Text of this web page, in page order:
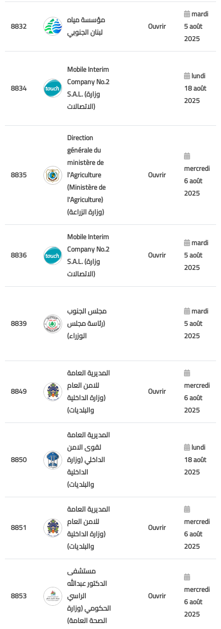
8832
مؤسسة مياه
لبنان الجنوبي
Ouvrir
mardi
5 août
2025
8834
Mobile Interim
Company No.2
S.A.L. (وزارة
الاتصالات)
lundi
18 août
2025
8835
Direction
générale du
ministère de
l'Agriculture
(Ministère de
l'Agriculture)
(وزارة الزراعة)
Ouvrir
mercredi
6 août
2025
8836
Mobile Interim
Company No.2
S.A.L. (وزارة
الاتصالات)
Ouvrir
mardi
5 août
2025
8839
مجلس الجنوب
(رئاسة مجلس
الوزراء)
mardi
5 août
2025
8849
المديرية العامة
للامن العام
(وزارة الداخلية
والبلديات)
Ouvrir
mercredi
6 août
2025
8850
المديرية العامة
لقوى الامن
الداخلي (وزارة
الداخلية
والبلديات)
lundi
18 août
2025
8851
المديرية العامة
للامن العام
(وزارة الداخلية
والبلديات)
Ouvrir
mercredi
6 août
2025
8853
مستشفى
الدكتور عبدالله
الراسي
الحكومي (وزارة
الصحة العامة)
Ouvrir
mercredi
6 août
2025